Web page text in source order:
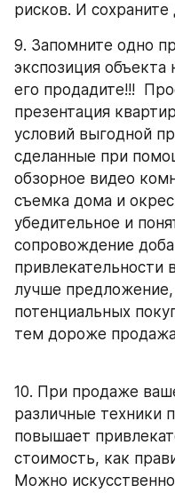
рисков. И сохраните
9. Запомните одно
экспозиция
его продадите!!!
презентация
условий выгодной
сделанные при
обзорное видео
съемка дома и
убедительное и
сопровождение
привлекательности
лучше
потенциальных
тем дороже
10. При продаже
различные техники
повышает
стоимость, как
Можно